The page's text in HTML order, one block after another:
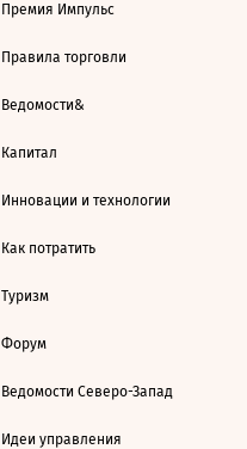
Премия Импульс
Правила торговли
Ведомости&
Капитал
Инновации и технологии
Как потратить
Туризм
Форум
Ведомости Северо-Запад
Идеи управления